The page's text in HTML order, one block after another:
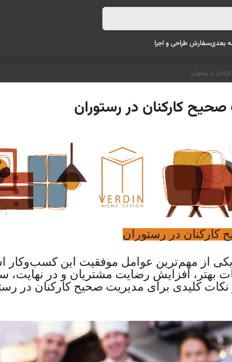
بعدیسفارش طراحی و اجرا
در رستوران
کارکنان در رستوران
کارکنان در رستوران
از مهم‌ترین عوامل موفقیت این کسب‌وکار
بهتر، افزایش رضایت مشتریان و در نهایت،
نکات کلیدی برای مدیریت صحیح کارکنان در